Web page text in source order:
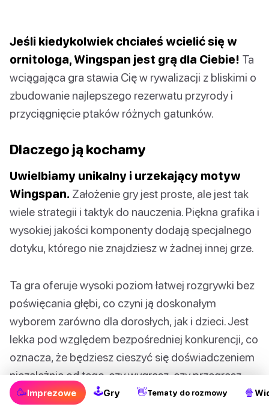
Jeśli kiedykolwiek chciałeś wcielić się w
ornitologa, Wingspan jest grą dla Ciebie! Ta
wciągająca gra stawia Cię w rywalizacji z bliskimi o
zbudowanie najlepszego rezerwatu przyrody i
przyciągnięcie ptaków różnych gatunków.
Dlaczego ją kochamy
Uwielbiamy unikalny i urzekający motyw
Wingspan. Założenie gry jest proste, ale jest tak
wiele strategii i taktyk do nauczenia. Piękna grafika i
wysokiej jakości komponenty dodają specjalnego
dotyku, którego nie znajdziesz w żadnej innej grze.
Ta gra oferuje wysoki poziom łatwej rozgrywki bez
poświęcania głębi, co czyni ją doskonałym
wyborem zarówno dla dorosłych, jak i dzieci. Jest
lekka pod względem bezpośredniej konkurencji, co
oznacza, że będziesz cieszyć się doświadczeniem
niezależnie od tego, czy wygrasz, czy przegrasz.
🥳Imprezowe 🕹Gry 👋Tematy do rozmowy 🍿